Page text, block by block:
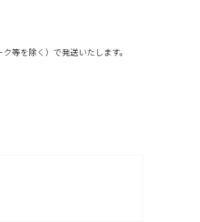
等を除く）で発送いたします。